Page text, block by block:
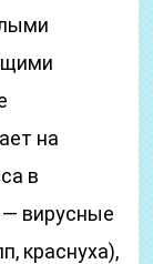
на
в
вирусные
краснуха),